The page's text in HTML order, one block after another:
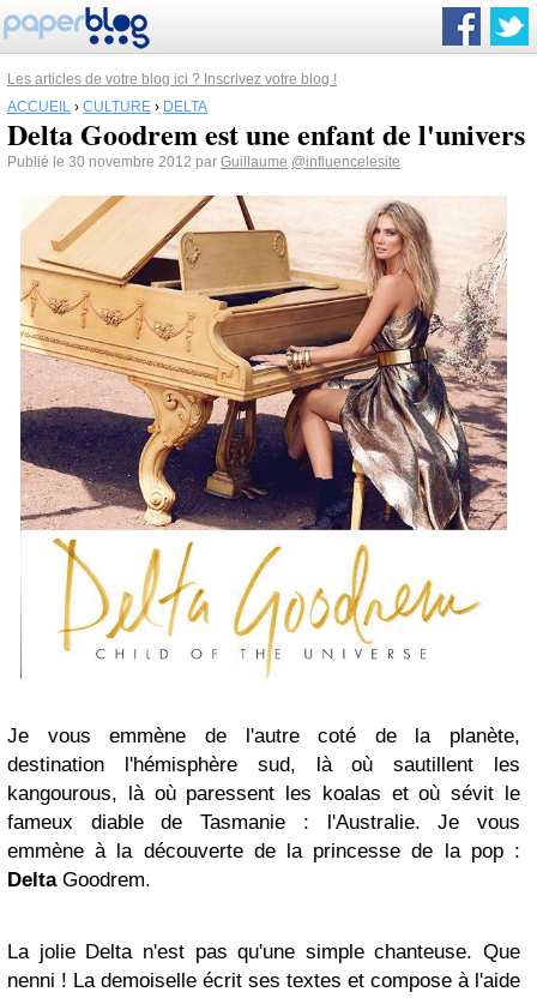
Les articles de votre blog ici ? Inscrivez votre blog !
ACCUEIL › CULTURE › DELTA
Delta Goodrem est une enfant de l'univers
Publié le 30 novembre 2012 par Guillaume @influencelesite
Je vous emmène de l'autre coté de la planète,
destination l'hémisphère sud, là où sautillent les
kangourous, là où paressent les koalas et où sévit le
fameux diable de Tasmanie : l'Australie. Je vous
emmène à la découverte de la princesse de la pop :
DeltaGoodrem.
La jolie Delta n'est pas qu'une simple chanteuse. Que
nenni ! La demoiselle écrit ses textes et compose à l'aide